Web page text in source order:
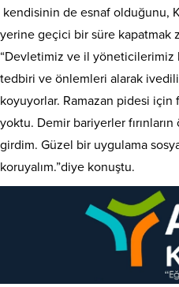
kendisinin de esnaf olduğunu,
yerine geçici bir süre kapatmak
“Devletimiz ve il yöneticilerimiz
tedbiri ve önlemleri alarak
koyuyorlar. Ramazan pidesi için
yoktu. Demir bariyerler
girdim. Güzel bir uygulama
koruyalım.”diye konuştu.